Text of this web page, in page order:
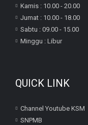
Kamis : 10.00 - 20.00
Jumat : 10.00 - 18.00
Sabtu : 09.00 - 15.00
Minggu : Libur
QUICK LINK
Channel Youtube KSM
SNPMB